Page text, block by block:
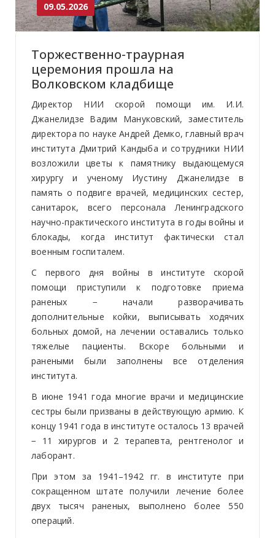
09.05.2026
Торжественно-траурная
церемония прошла на
Волковском кладбище
Директор НИИ скорой помощи им. И.И.
Джанелидзе Вадим Мануковский, заместитель
директора по науке Андрей Демко, главный врач
института Дмитрий Кандыба и сотрудники НИИ
возложили цветы к памятнику выдающемуся
хирургу и ученому Иустину Джанелидзе в
память о подвиге врачей, медицинских сестер,
санитарок, всего персонала Ленинградского
научно-практического института в годы войны и
блокады, когда институт фактически стал
военным госпиталем.
С первого дня войны в институте скорой
помощи приступили к подготовке приема
раненых − начали разворачивать
дополнительные койки, выписывать ходячих
больных домой, на лечении оставались только
тяжелые пациенты. Вскоре больными и
ранеными были заполнены все отделения
института.
В июне 1941 года многие врачи и медицинские
сестры были призваны в действующую армию. К
концу 1941 года в институте осталось 13 врачей
− 11 хирургов и 2 терапевта, рентгенолог и
лаборант.
При этом за 1941–1942 гг. в институте при
сокращенном штате получили лечение более
двух тысяч раненых, выполнено более 550
операций.